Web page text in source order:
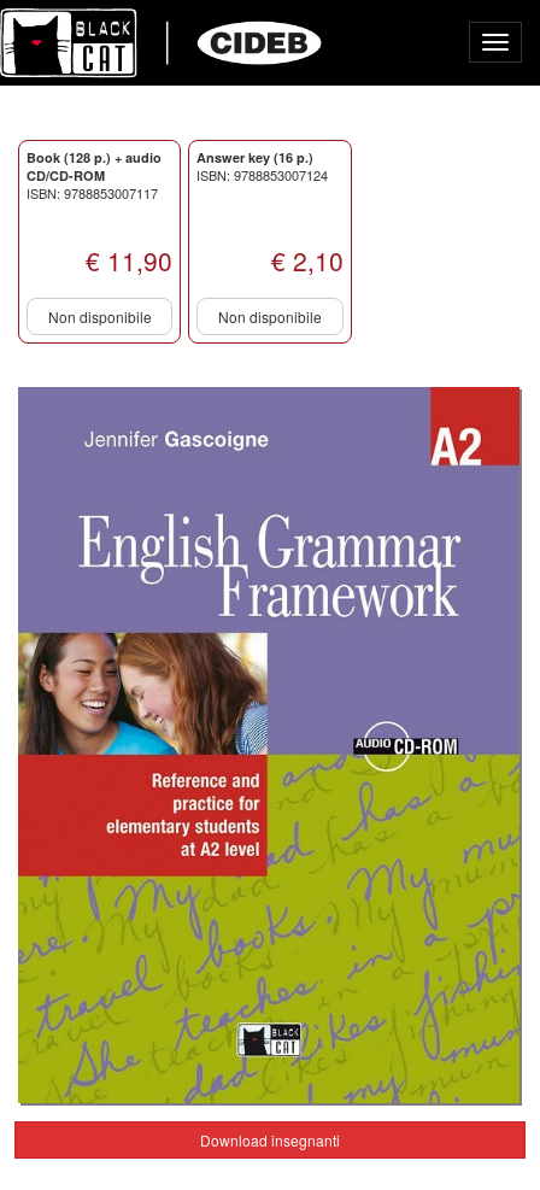
Book (128 p.) + audio
CD/CD-ROM
ISBN: 9788853007117
€ 11,90
Non disponibile
Answer key (16 p.)
ISBN: 9788853007124
€ 2,10
Non disponibile
Download insegnanti